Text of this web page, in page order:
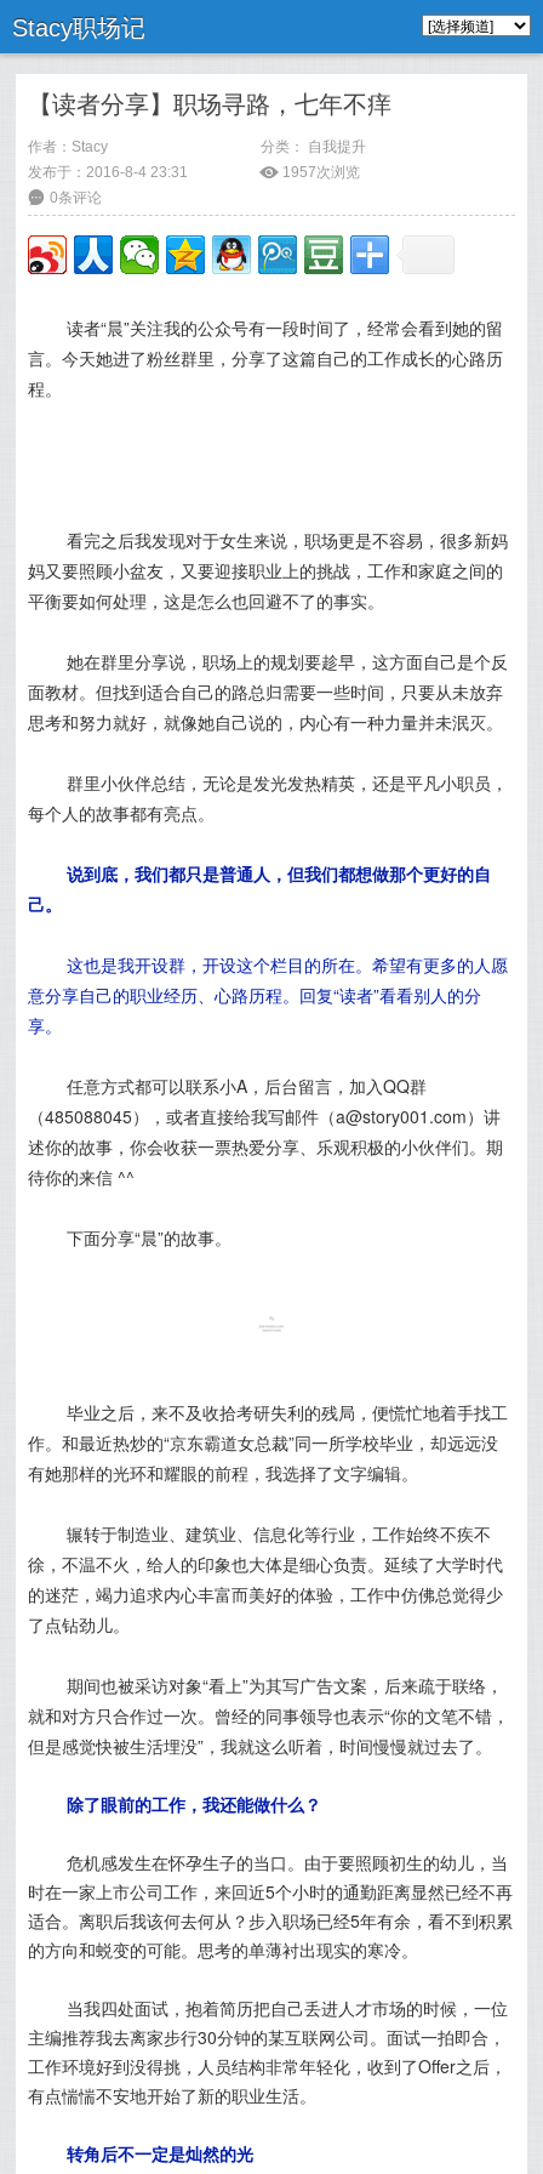
Stacy职场记
【读者分享】职场寻路，七年不痒
作者： Stacy 分类： 自我提升
发布于：2016-8-4 23:31
ė 1957次浏览
6 0条评论
读者“晨”关注我的公众号有一段时间了，经常会看到她的留
言。今天她进了粉丝群里，分享了这篇自己的工作成长的心路历
程。
看完之后我发现对于女生来说，职场更是不容易，很多新妈
妈又要照顾小盆友，又要迎接职业上的挑战，工作和家庭之间的
平衡要如何处理，这是怎么也回避不了的事实。
她在群里分享说，职场上的规划要趁早，这方面自己是个反
面教材。但找到适合自己的路总归需要一些时间，只要从未放弃
思考和努力就好，就像她自己说的，内心有一种力量并未泯灭。
群里小伙伴总结，无论是发光发热精英，还是平凡小职员，
每个人的故事都有亮点。
说到底，我们都只是普通人，但我们都想做那个更好的自
己。
这也是我开设群，开设这个栏目的所在。希望有更多的人愿
意分享自己的职业经历、心路历程。回复“读者”看看别人的分
享。
任意方式都可以联系小A，后台留言，加入QQ群
（485088045），或者直接给我写邮件（a@story001.com）讲
述你的故事，你会收获一票热爱分享、乐观积极的小伙伴们。期
待你的来信 ^^
下面分享“晨”的故事。
毕业之后，来不及收拾考研失利的残局，便慌忙地着手找工
作。和最近热炒的“京东霸道女总裁”同一所学校毕业，却远远没
有她那样的光环和耀眼的前程，我选择了文字编辑。
辗转于制造业、建筑业、信息化等行业，工作始终不疾不
徐，不温不火，给人的印象也大体是细心负责。延续了大学时代
的迷茫，竭力追求内心丰富而美好的体验，工作中仿佛总觉得少
了点钻劲儿。
期间也被采访对象“看上”为其写广告文案，后来疏于联络，
就和对方只合作过一次。曾经的同事领导也表示“你的文笔不错，
但是感觉快被生活埋没”，我就这么听着，时间慢慢就过去了。
除了眼前的工作，我还能做什么？
危机感发生在怀孕生子的当口。由于要照顾初生的幼儿，当
时在一家上市公司工作，来回近5个小时的通勤距离显然已经不再
适合。离职后我该何去何从？步入职场已经5年有余，看不到积累
的方向和蜕变的可能。思考的单薄衬出现实的寒冷。
当我四处面试，抱着简历把自己丢进人才市场的时候，一位
主编推荐我去离家步行30分钟的某互联网公司。面试一拍即合，
工作环境好到没得挑，人员结构非常年轻化，收到了Offer之后，
有点惴惴不安地开始了新的职业生活。
转角后不一定是灿然的光